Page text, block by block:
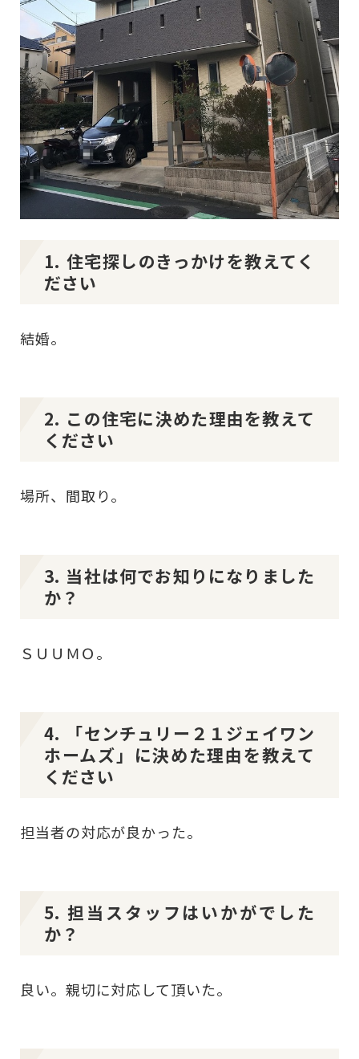
1. 住宅探しのきっかけを教えてく
ださい
結婚。
2. この住宅に決めた理由を教えて
ください
場所、間取り。
3. 当社は何でお知りになりました
か？
ＳＵＵＭＯ。
4. 「センチュリー２１ジェイワン
ホームズ」に決めた理由を教えて
ください
担当者の対応が良かった。
5. 担当スタッフはいかがでした
か？
良い。親切に対応して頂いた。